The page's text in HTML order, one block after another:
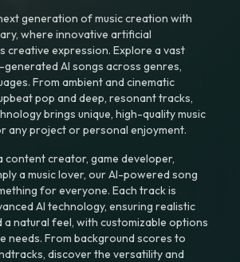
generation of music creation with
where innovative artificial
creative expression. Explore a vast
AI songs across genres,
From ambient and cinematic
pop and deep, resonant tracks,
brings unique, high-quality music
any project or personal enjoyment.
content creator, game developer,
a music lover, our AI-powered song
for everyone. Each track is
AI technology, ensuring realistic
a natural feel, with customizable options
needs. From background scores to
discover the versatility and